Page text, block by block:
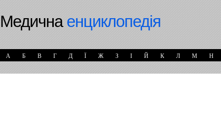
Медичнаенциклопедія
А Б В Г Д Ї Ж З І Й К Л М Н